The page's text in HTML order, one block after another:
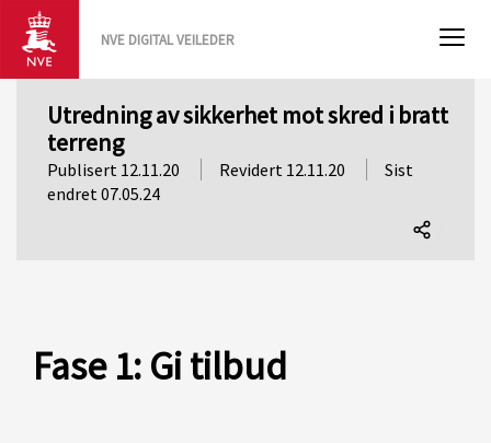
NVE DIGITAL VEILEDER
Utredning av sikkerhet mot skred i bratt
terreng
Publisert 12.11.20 Revidert 12.11.20
Sist
endret 07.05.24
Fase 1: Gi tilbud